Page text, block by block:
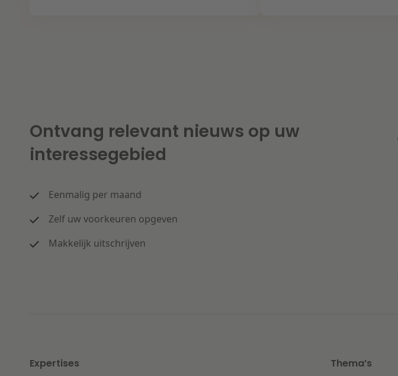
Ontvang relevant nieuws op uw
interessegebied
Eenmalig per maand
Zelf uw voorkeuren opgeven
Makkelijk uitschrijven
Expertises Thema’s